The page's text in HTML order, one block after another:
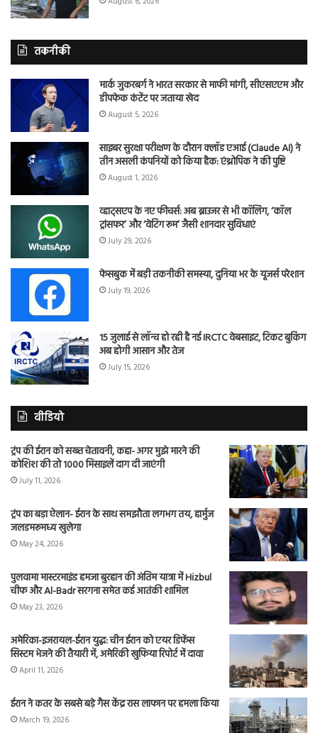
तकनीकी
मार्क जुकरबर्ग ने भारत सरकार से माफी मांगी, सीएसएएम और
डीपफेक कंटेंट पर जताया खेद
August 5, 2026
साइबर सुरक्षा परीक्षण के दौरान क्लॉड एआई (Claude AI) ने
तीन असली कंपनियों को किया हैक: एंथ्रोपिक ने की पुष्टि
August 1, 2026
व्हाट्सएप के नए फीचर्स: अब ब्राउजर से भी कॉलिंग, ‘कॉल
ट्रांसफर’ और ‘वेटिंग रूम’ जैसी शानदार सुविधाएं
July 29, 2026
फेसबुक में बड़ी तकनीकी समस्या, दुनिया भर के यूजर्स परेशान
July 19, 2026
15 जुलाई से लॉन्च हो रही है नई IRCTC वेबसाइट, टिकट बुकिंग
अब होगी आसान और तेज
July 15, 2026
वीडियो
ट्रंप की ईरान को सख्त चेतावनी, कहा- अगर मुझे मारने की
कोशिश की तो 1000 मिसाइलें दाग दी जाएंगी
July 11, 2026
ट्रंप का बड़ा ऐलान- ईरान के साथ समझौता लगभग तय, हार्मुज
जलडमरूमध्य खुलेगा
May 24, 2026
पुलवामा मास्टरमाइंड हमजा बुरहान की अंतिम यात्रा में Hizbul
चीफ और Al-Badr सरगना समेत कई आतंकी शामिल
May 23, 2026
अमेरिका-इजरायल-ईरान युद्ध: चीन ईरान को एयर डिफेंस
सिस्टम भेजने की तैयारी में, अमेरिकी खुफिया रिपोर्ट में दावा
April 11, 2026
ईरान ने कतर के सबसे बड़े गैस केंद्र रास लाफान पर हमला किया
March 19, 2026